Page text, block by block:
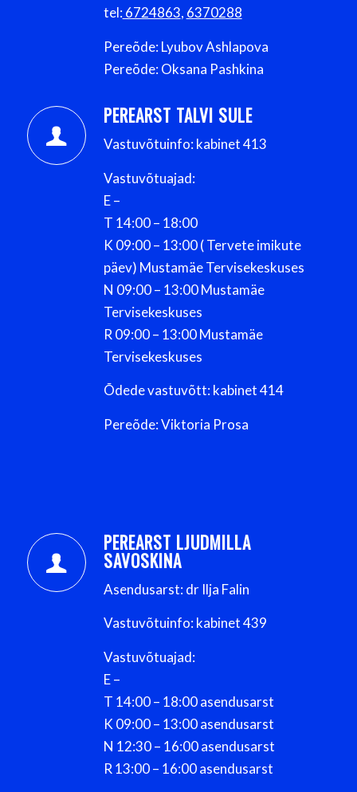
tel:6724863, 6370288
Pereõde: Lyubov Ashlapova
Pereõde: Oksana Pashkina
PEREARST TALVI SULE
Vastuvõtuinfo: kabinet 413
Vastuvõtuajad:
E –
T 14:00 – 18:00
K 09:00 – 13:00 ( Tervete imikute
päev) Mustamäe Tervisekeskuses
N 09:00 – 13:00 Mustamäe
Tervisekeskuses
R 09:00 – 13:00 Mustamäe
Tervisekeskuses
Õdede vastuvõtt: kabinet 414
Pereõde: Viktoria Prosa
PEREARST LJUDMILLA
SAVOSKINA
Asendusarst: dr Ilja Falin
Vastuvõtuinfo: kabinet 439
Vastuvõtuajad:
E –
T 14:00 – 18:00 asendusarst
K 09:00 – 13:00 asendusarst
N 12:30 – 16:00 asendusarst
R 13:00 – 16:00 asendusarst